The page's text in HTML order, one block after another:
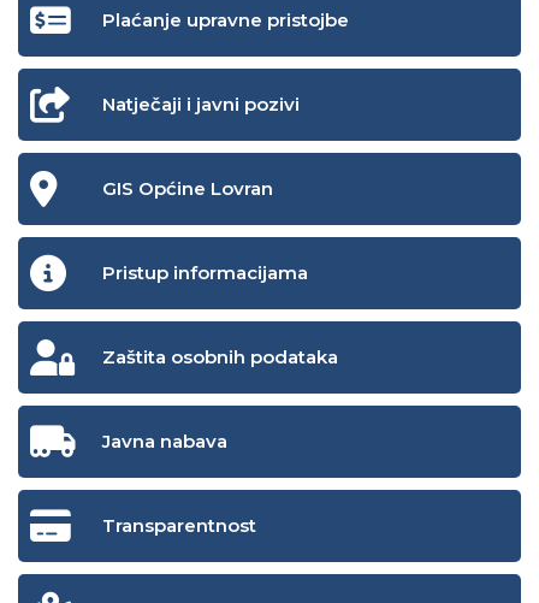
Plaćanje upravne pristojbe
Natječaji i javni pozivi
GIS Općine Lovran
Pristup informacijama
Zaštita osobnih podataka
Javna nabava
Transparentnost